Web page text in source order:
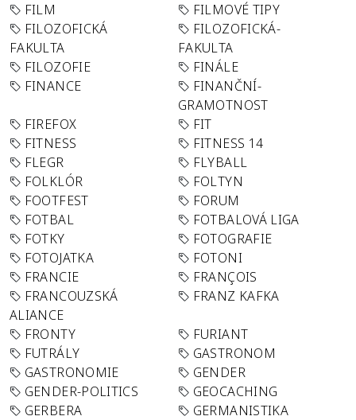
FILM
FILMOVÉ TIPY
FILOZOFICKÁ
FAKULTA
FILOZOFICKÁ-
FAKULTA
FILOZOFIE
FINÁLE
FINANCE
FINANČNÍ-
GRAMOTNOST
FIREFOX
FIT
FITNESS
FITNESS 14
FLEGR
FLYBALL
FOLKLÓR
FOLTYN
FOOTFEST
FORUM
FOTBAL
FOTBALOVÁ LIGA
FOTKY
FOTOGRAFIE
FOTOJATKA
FOTONI
FRANCIE
FRANÇOIS
FRANCOUZSKÁ
ALIANCE
FRANZ KAFKA
FRONTY
FURIANT
FUTRÁLY
GASTRONOM
GASTRONOMIE
GENDER
GENDER-POLITICS
GEOCACHING
GERBERA
GERMANISTIKA